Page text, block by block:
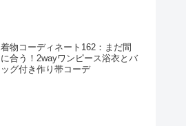
着物コーディネート162：まだ間
に合う！2wayワンピース浴衣とバ
ッグ付き作り帯コーデ